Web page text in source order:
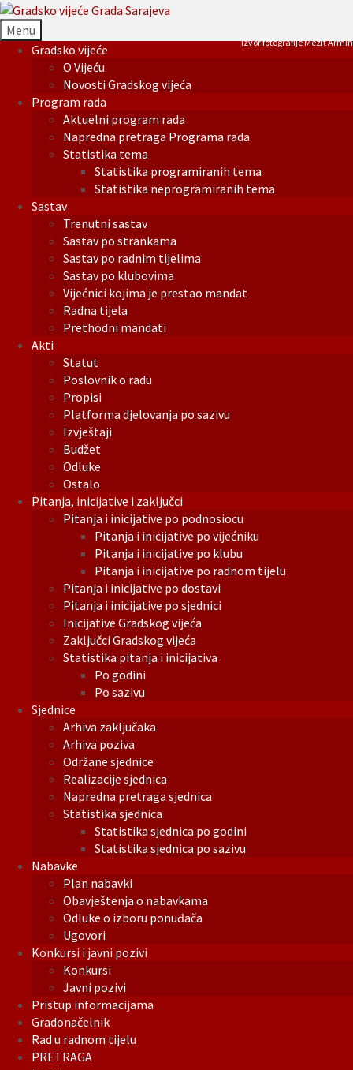
Menu
Gradsko vijeće
O Vijeću
Novosti Gradskog vijeća
Program rada
Aktuelni program rada
Napredna pretraga Programa rada
Statistika tema
Statistika programiranih tema
Statistika neprogramiranih tema
Sastav
Trenutni sastav
Sastav po strankama
Sastav po radnim tijelima
Sastav po klubovima
Vijećnici kojima je prestao mandat
Radna tijela
Prethodni mandati
Akti
Statut
Poslovnik o radu
Propisi
Platforma djelovanja po sazivu
Izvještaji
Budžet
Odluke
Ostalo
Pitanja, inicijative i zaključci
Pitanja i inicijative po podnosiocu
Pitanja i inicijative po vijećniku
Pitanja i inicijative po klubu
Pitanja i inicijative po radnom tijelu
Pitanja i inicijative po dostavi
Pitanja i inicijative po sjednici
Inicijative Gradskog vijeća
Zaključci Gradskog vijeća
Statistika pitanja i inicijativa
Po godini
Po sazivu
Sjednice
Arhiva zaključaka
Arhiva poziva
Održane sjednice
Realizacije sjednica
Napredna pretraga sjednica
Statistika sjednica
Statistika sjednica po godini
Statistika sjednica po sazivu
Nabavke
Plan nabavki
Obavještenja o nabavkama
Odluke o izboru ponuđača
Ugovori
Konkursi i javni pozivi
Konkursi
Javni pozivi
Pristup informacijama
Gradonačelnik
Rad u radnom tijelu
PRETRAGA
Izvor fotografije Mezit Armin